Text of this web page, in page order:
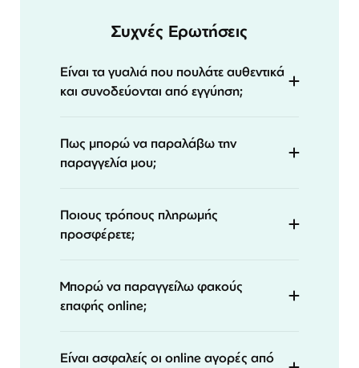
Συχνές Ερωτήσεις
Είναι τα γυαλιά που πουλάτε αυθεντικά
και συνοδεύονται από εγγύηση;
Πως μπορώ να παραλάβω την
παραγγελία μου;
Ποιους τρόπους πληρωμής
προσφέρετε;
Μπορώ να παραγγείλω φακούς
επαφής online;
Είναι ασφαλείς οι online αγορές από